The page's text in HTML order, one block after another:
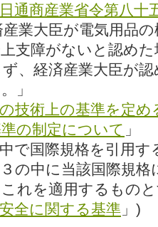
通商産業省令第八十
業大臣が電気用品
支障がないと認め
、経済産業大臣が
」
技術上の基準を定め
の制定について 」
で国際規格を引用す
の中に当該国際規
れを適用するもの
全に関する基準 」)